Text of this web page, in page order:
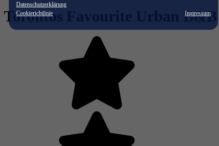
Datenschutzerklärung
Cookierichtlinie
Impressum
Torontos Favourite Urban B&B